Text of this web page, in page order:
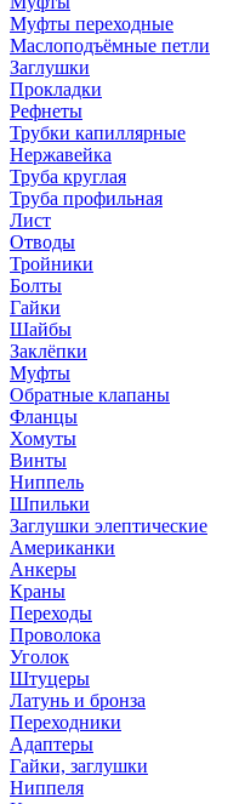
Муфты переходные
Маслоподъёмные петли
Заглушки
Прокладки
Рефнеты
Трубки капиллярные
Нержавейка
Труба круглая
Труба профильная
Лист
Отводы
Тройники
Болты
Гайки
Шайбы
Заклёпки
Муфты
Обратные клапаны
Фланцы
Хомуты
Винты
Ниппель
Шпильки
Заглушки элептические
Американки
Анкеры
Краны
Переходы
Проволока
Уголок
Штуцеры
Латунь и бронза
Переходники
Адаптеры
Гайки, заглушки
Ниппеля